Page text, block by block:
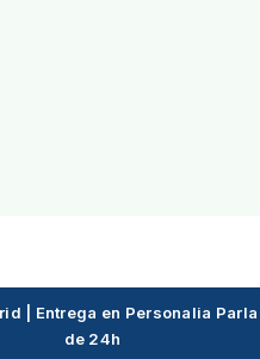
| Entrega en Personalia Parla
de 24h